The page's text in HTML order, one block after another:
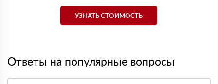
УЗНАТЬ СТОИМОСТЬ
Ответы на популярные вопросы